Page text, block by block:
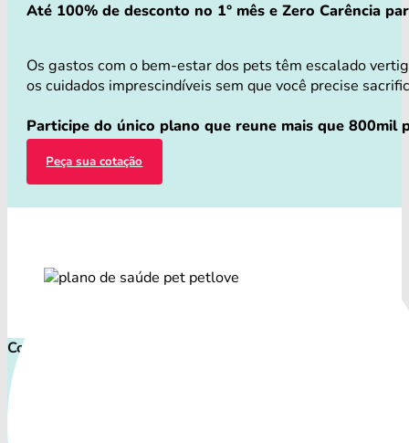
Até 100% de desconto no 1° mês e Zero Carência
Os gastos com o bem-estar dos pets têm escalado
os cuidados imprescindíveis sem que você precise
Participe do único plano que reune mais que 800mil
Peça sua cotação
Comece cuidar ainda hoje!